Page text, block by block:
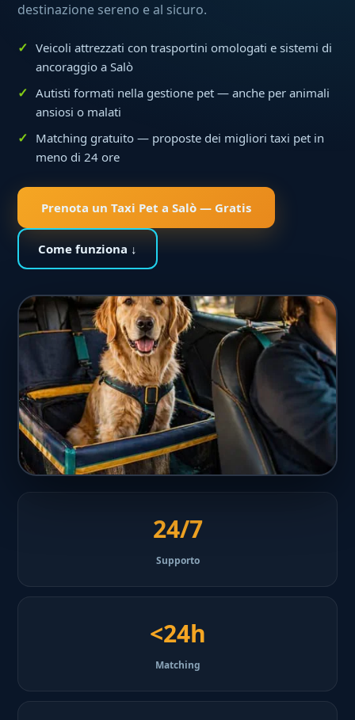
destinazione sereno e al sicuro.
Veicoli attrezzati con trasportini omologati e sistemi di
ancoraggio a Salò
Autisti formati nella gestione pet — anche per animali
ansiosi o malati
Matching gratuito — proposte dei migliori taxi pet in
meno di 24 ore
Prenota un Taxi Pet a Salò — Gratis
Come funziona ↓
24/7
Supporto
<24h
Matching